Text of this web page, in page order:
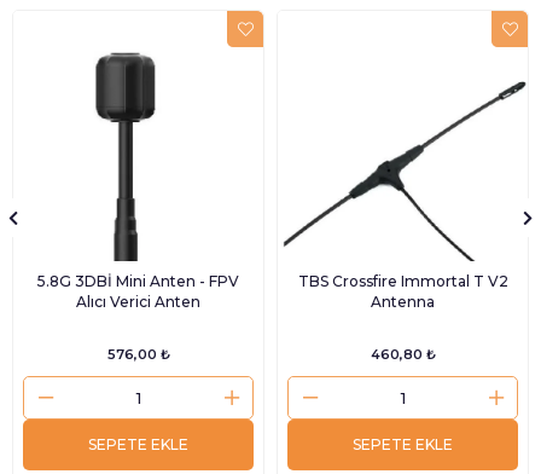
5.8G 3DBİ Mini Anten - FPV
Alıcı Verici Anten
576,00 ₺
SEPETE EKLE
TBS Crossfire Immortal T V2
Antenna
460,80 ₺
SEPETE EKLE